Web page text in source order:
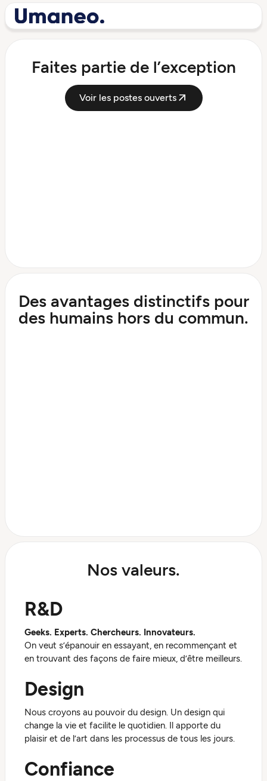
Faites partie de l’exception
Voir les postes ouverts
Des avantages distinctifs pour
des humains hors du commun.
Nos valeurs.
R&D
Geeks. Experts. Chercheurs. Innovateurs.
On veut s’épanouir en essayant, en recommençant et
en trouvant des façons de faire mieux, d’être meilleurs.
Design
Nous croyons au pouvoir du design. Un design qui
change la vie et facilite le quotidien. Il apporte du
plaisir et de l’art dans les processus de tous les jours.
Confiance